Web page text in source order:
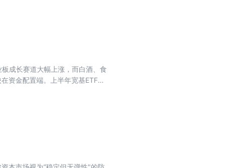
成长赛道大幅上涨，而白酒、食
资金配置端。上半年宽基ETF整